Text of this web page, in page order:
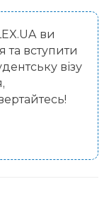
ви
та вступити
візу